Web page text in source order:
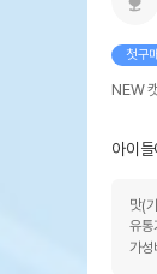
첫구
NEW
아이
맛(
유통
가성